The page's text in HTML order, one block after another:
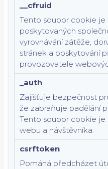
__cfruid
Tento soubor cookie je
poskytovaných
vyrovnávání zátěže,
stránek a poskytování
provozovatele
_auth
Zajišťuje bezpečnost
že zabraňuje padělání
Tento soubor cookie
webu a návštěvníka.
csrftoken
Pomáhá předcházet